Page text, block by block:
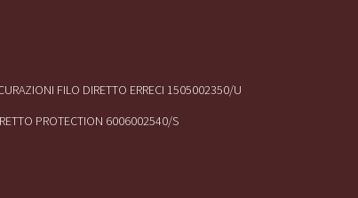
FILO DIRETTO ERRECI 1505002350/U
PROTECTION 6006002540/S